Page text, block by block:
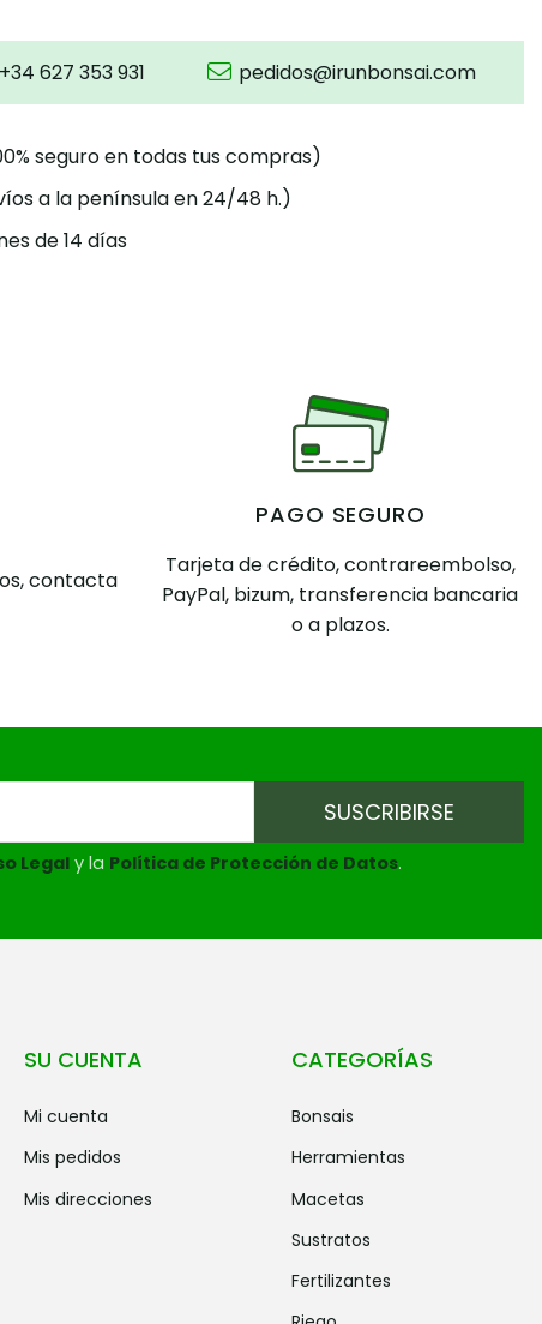
+34 627 353 931 pedidos@irunbonsai.com
seguro en todas tus compras)
a la península en 24/48 h.)
de 14 días
contacta
PAGO SEGURO
Tarjeta de crédito, contrareembolso,
PayPal, bizum, transferencia bancaria
o a plazos.
Legal y la Política de Protección de Datos.
SU CUENTA
mi cuenta
mis pedidos
mis direcciones
CATEGORÍAS
bonsais
herramientas
macetas
sustratos
fertilizantes